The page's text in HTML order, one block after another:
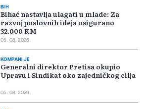
BIH
Bihać nastavlja ulagati u mlade: Za
razvoj poslovnih ideja osigurano
32.000 KM
05. 08. 2026.
KOMPANIJE
Generalni direktor Pretisa okupio
Upravu i Sindikat oko zajedničkog cilja
05. 08. 2026.